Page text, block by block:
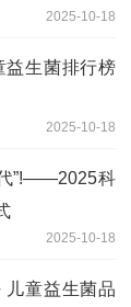
2025-10-18
益生菌排行榜
2025-10-18
”!——2025科
2025-10-18
儿童益生菌品